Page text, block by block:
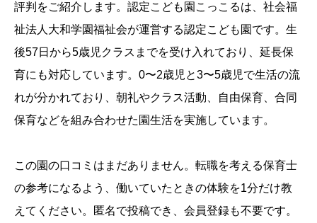
評判をご紹介します。認定こども園こっこるは、社会福
祉法人大和学園福祉会が運営する認定こども園です。生
後57日から5歳児クラスまでを受け入れており、延長保
育にも対応しています。0〜2歳児と3〜5歳児で生活の流
れが分かれており、朝礼やクラス活動、自由保育、合同
保育などを組み合わせた園生活を実施しています。
この園の口コミはまだありません。転職を考える保育士
の参考になるよう、働いていたときの体験を1分だけ教
えてください。匿名で投稿でき、会員登録も不要です。